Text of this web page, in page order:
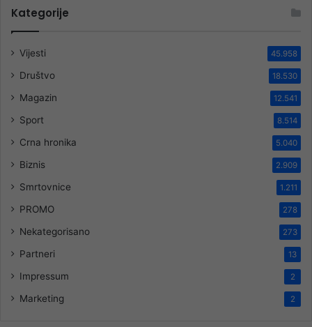
Kategorije
Vijesti 45.958
Društvo 18.530
Magazin 12.541
Sport 8.514
Crna hronika 5.040
Biznis 2.909
Smrtovnice 1.211
PROMO 278
Nekategorisano 273
Partneri 13
Impressum 2
Marketing 2